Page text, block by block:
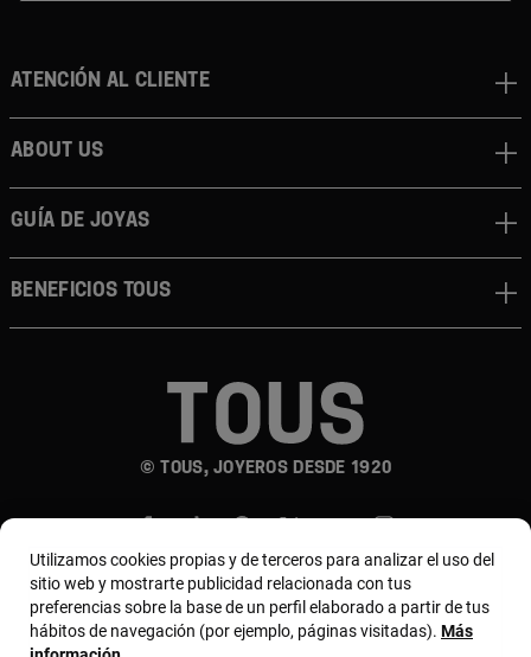
© TOUS, JOYEROS DESDE 1920
Atención al cliente
About us
Guía de joyas
Beneficios TOUS
País y moneda: Colombia / Colombian Peso
Utilizamos cookies propias y de terceros para analizar el uso del
sitio web y mostrarte publicidad relacionada con tus
preferencias sobre la base de un perfil elaborado a partir de tus
hábitos de navegación (por ejemplo, páginas visitadas). Más